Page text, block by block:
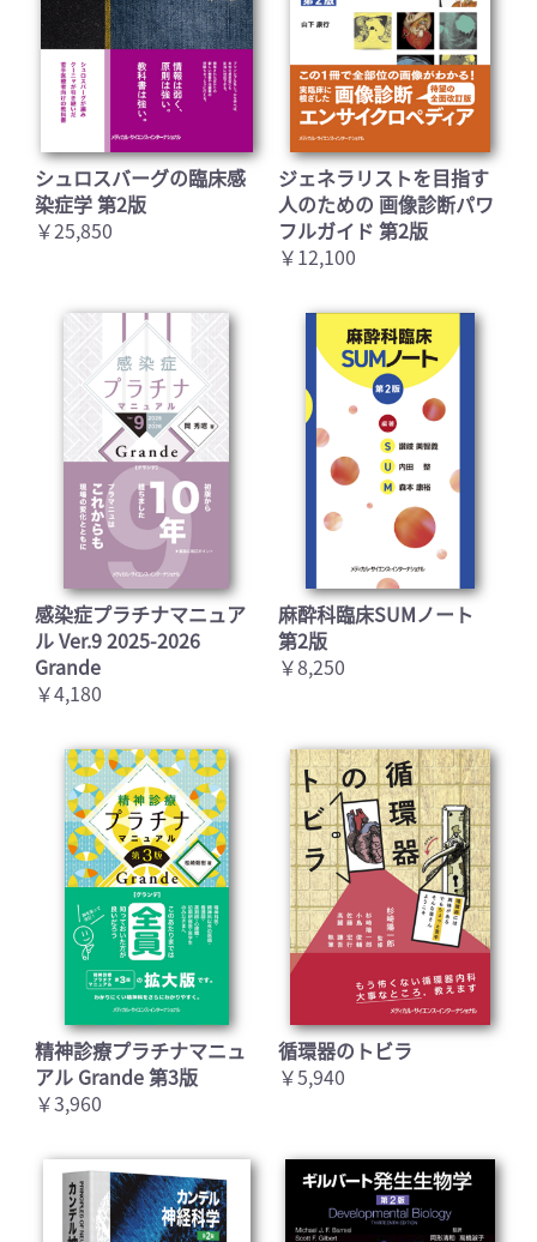
シュロスバーグの臨床感
染症学 第2版
￥25,850
ジェネラリストを目指す
人のための 画像診断パワ
フルガイド 第2版
￥12,100
感染症プラチナマニュア
ル Ver.9 2025-2026
Grande
￥4,180
麻酔科臨床SUMノート
第2版
￥8,250
精神診療プラチナマニュ
アル Grande 第3版
￥3,960
循環器のトビラ
￥5,940